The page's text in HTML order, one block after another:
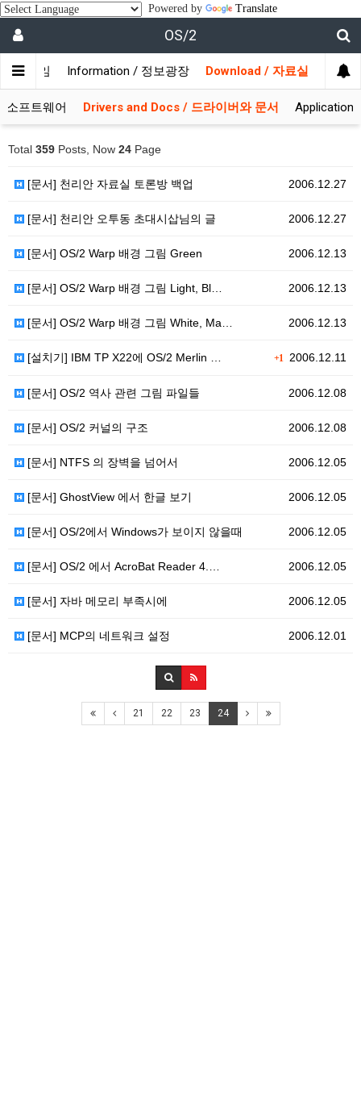
Powered by Translate
OS/2
자모임 Information / 정보광장 Download / 자료실
소프트웨어 Drivers and Docs / 드라이버와 문서
Total 359 Posts, Now 24 Page
2006.12.27
[문서] 천리안 자료실 토론방 백업
2006.12.27
[문서] 천리안 오투동 초대시삽님의 글
2006.12.13
[문서] OS/2 Warp 배경 그림 Green
2006.12.13
[문서] OS/2 Warp 배경 그림 Light, Bl…
2006.12.13
[문서] OS/2 Warp 배경 그림 White, Ma…
+1 2006.12.11
[설치기] IBM TP X22에 OS/2 Merlin …
2006.12.08
[문서] OS/2 역사 관련 그림 파일들
2006.12.08
[문서] OS/2 커널의 구조
2006.12.05
[문서] NTFS 의 장벽을 넘어서
2006.12.05
[문서] GhostView 에서 한글 보기
2006.12.05
[문서] OS/2에서 Windows가 보이지 않을때
2006.12.05
[문서] OS/2 에서 AcroBat Reader 4.…
2006.12.05
[문서] 자바 메모리 부족시에
2006.12.01
[문서] MCP의 네트워크 설정
21 22 23 24